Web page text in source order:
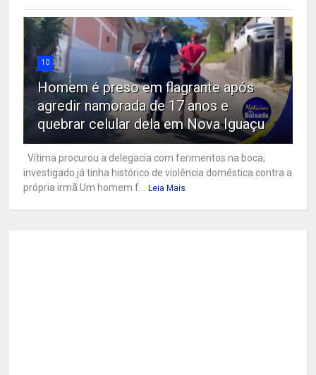
10
Homem é preso em flagrante após
agredir namorada de 17 anos e
quebrar celular dela em Nova Iguaçu
Vítima procurou a delegacia com ferimentos na boca;
investigado já tinha histórico de violência doméstica contra a
própria irmã Um homem f...
Leia Mais